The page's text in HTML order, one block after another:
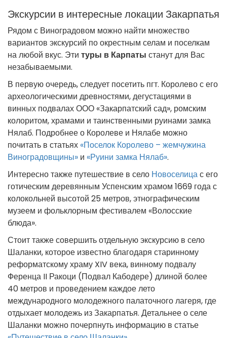
Экскурсии в интересные локации Закарпатья
Рядом с Виноградовом можно найти множество
вариантов экскурсий по окрестным селам и поселкам
на любой вкус. Эти туры в Карпаты станут для Вас
незабываемыми.
В первую очередь, следует посетить пгт. Королево с его
археологическими древностями, дегустациями в
винных подвалах ООО «Закарпатский сад», ромским
колоритом, храмами и таинственными руинами замка
Нялаб. Подробнее о Королеве и Нялабе можно
почитать в статьях «Поселок Королево – жемчужина
Виноградовщины» и «Руини замка Нялаб».
Интересно также путешествие в село Новоселицас его
готическим деревянным Успенским храмом 1669 года с
колокольней высотой 25 метров, этнографическим
музеем и фольклорным фестивалем «Волосские
блюда».
Стоит также совершить отдельную экскурсию в село
Шаланки, которое известно благодаря старинному
реформатскому храму XIV века, винному подвалу
Ференца II Ракоци (Подвал Кабодере) длиной более
40 метров и проведением каждое лето
международного молодежного палаточного лагеря, где
отдыхает молодежь из Закарпатья. Детальнее о селе
Шаланки можно почерпнуть информацию в статье